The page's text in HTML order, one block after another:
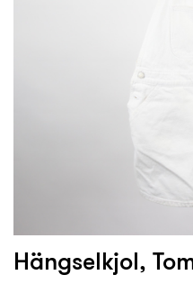
Hängselkjol,